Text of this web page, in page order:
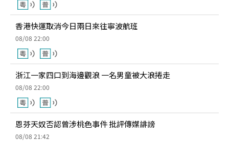
香港快運取消今日兩日來往寧波航班
08/08 22:00
浙江一家四口到海邊觀浪 一名男童被大浪捲走
08/08 22:00
恩芬天奴否認曾涉桃色事件 批評傳媒誹謗
08/08 21:42